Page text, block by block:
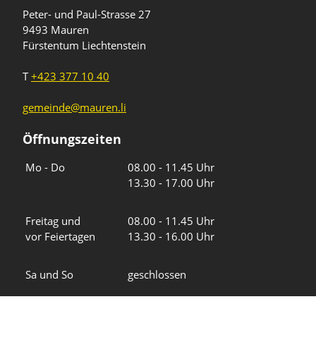
Peter- und Paul-Strasse 27
9493 Mauren
Fürstentum Liechtenstein
T+423 377 10 40
gemeinde@mauren.li
Öffnungszeiten
Mo - Do
08.00 - 11.45 Uhr
13.30 - 17.00 Uhr
Freitag und
vor Feiertagen
08.00 - 11.45 Uhr
13.30 - 16.00 Uhr
Sa und So geschlossen